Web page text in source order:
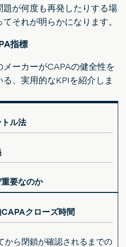
が何度も再発したりする場
それが明らかになります。
指標
ーカーがCAPAの健全性を
、実用的なKPIを紹介しま
ル法
要なのか
クローズ時間
から閉鎖が確認されるまでの